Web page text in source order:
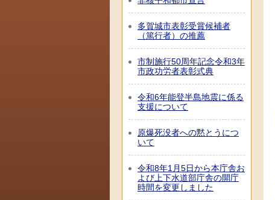
多賀城市表彰受賞候補者
（篤行者）の推薦
市制施行50周年記念令和3年
市政功労者表彰式典
令和6年能登半島地震に係る
支援について
原爆死没者への黙とうにつ
いて
令和8年1月5日から本庁舎お
よび上下水道部庁舎の開庁
時間を変更しました